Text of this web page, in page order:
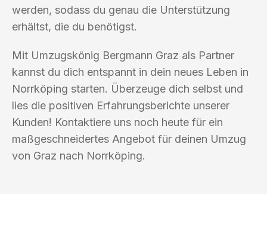
werden, sodass du genau die Unterstützung
erhältst, die du benötigst.
Mit Umzugskönig Bergmann Graz als Partner
kannst du dich entspannt in dein neues Leben in
Norrköping starten. Überzeuge dich selbst und
lies die positiven Erfahrungsberichte unserer
Kunden! Kontaktiere uns noch heute für ein
maßgeschneidertes Angebot für deinen Umzug
von Graz nach Norrköping.